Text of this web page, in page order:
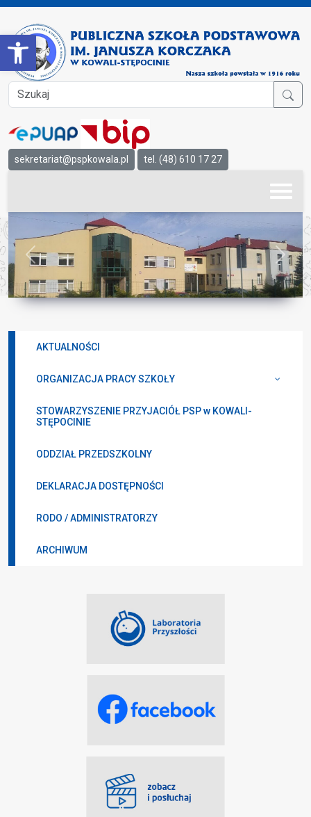
Open toolbar
sekretariat@pspkowala.pl tel. (48) 610 17 27
Previous Next
AKTUALNOŚCI
ORGANIZACJA PRACY SZKOŁY
STOWARZYSZENIE PRZYJACIÓŁ PSP w KOWALI-
STĘPOCINIE
ODDZIAŁ PRZEDSZKOLNY
DEKLARACJA DOSTĘPNOŚCI
RODO / ADMINISTRATORZY
ARCHIWUM